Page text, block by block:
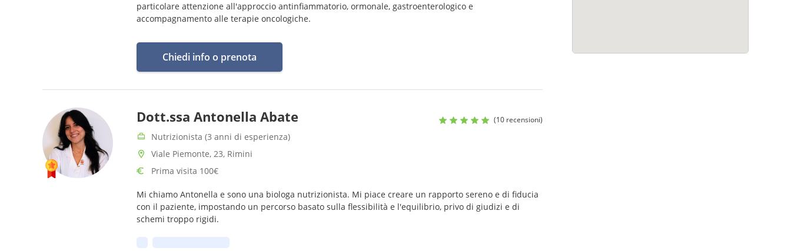
particolare attenzione all'approccio antinfiammatorio, ormonale, gastroenterologico e
accompagnamento alle terapie oncologiche.
Chiedi info o prenota
Dott.ssa Antonella Abate (10 recensioni)
Nutrizionista (3 anni di esperienza)
Viale Piemonte, 23, Rimini
Prima visita 100€
Mi chiamo Antonella e sono una biologa nutrizionista. Mi piace creare un rapporto sereno e di fiducia
con il paziente, impostando un percorso basato sulla flessibilità e l'equilibrio, privo di giudizi e di
schemi troppo rigidi.